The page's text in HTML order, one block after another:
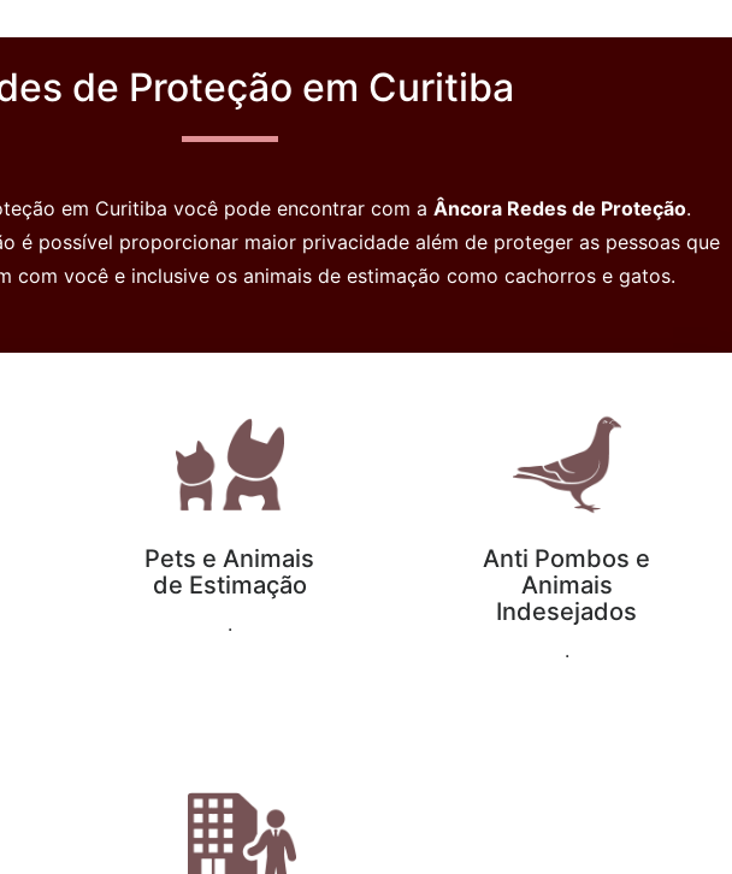
de Proteção em Curitiba
em Curitiba você pode encontrar com a Âncora Redes de Proteção.
é possível proporcionar maior privacidade além de proteger as pessoas que
com você e inclusive os animais de estimação como cachorros e gatos.
Pets e Animais
de Estimação
.
Anti Pombos e
Animais
Indesejados
.
Tive
de outra
pra
"Ótimo atendimento, Profissionais
com equipamentos de segurança,
qualidade no serviço executado e
produto diferenciado do anterior,
recomendo pois o Bartolomeu e a
Berenice meus gatos, estão sempre
Marco Luciw
redes de proteção. Adora meus
gatinhos estão seguros."